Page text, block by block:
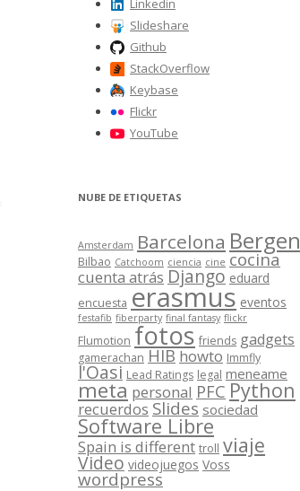
Linkedin
Slideshare
Github
StackOverflow
Keybase
Flickr
YouTube
NUBE DE ETIQUETAS
Amsterdam Barcelona Bergen
Bilbao Catchoom ciencia cine cocina
cuenta atrás Django eduard
encuesta erasmus eventos
festafib fiberparty final fantasy flickr
Flumotion fotos friends gadgets
gamerachan HIB howto Immfly
l'Oasi Lead Ratings legal meneame
meta personal PFC Python
recuerdos Slides sociedad
Software Libre
Spain is different troll viaje
Video videojuegos Voss
wordpress